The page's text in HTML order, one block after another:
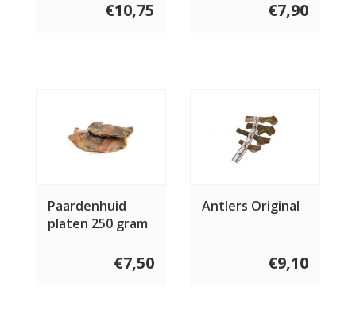
€10,75 €7,90
Paardenhuid
platen 250 gram
€7,50
Antlers Original
€9,10